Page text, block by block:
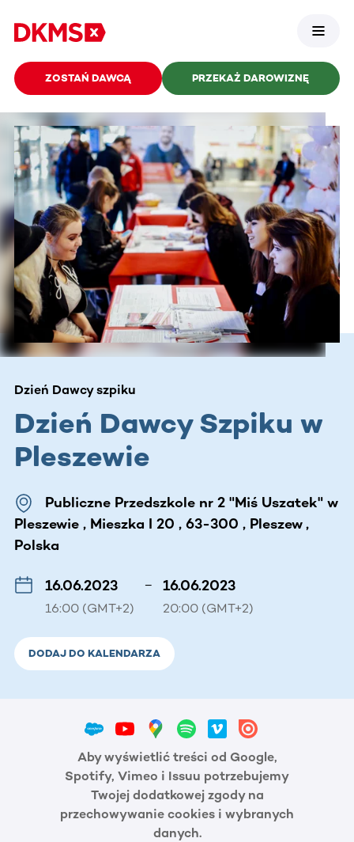
ZOSTAŃ DAWCĄ PRZEKAŻ DAROWIZNĘ
Dzień Dawcy szpiku
Dzień Dawcy Szpiku w
Pleszewie
Publiczne Przedszkole nr 2 "Miś Uszatek" w
Pleszewie , Mieszka I 20 , 63-300 , Pleszew ,
Polska
16.06.2023
16:00 (GMT+2)
– 16.06.2023
20:00 (GMT+2)
DODAJ DO KALENDARZA
Aby wyświetlić treści od Google,
Spotify, Vimeo i Issuu potrzebujemy
Twojej dodatkowej zgody na
przechowywanie cookies i wybranych
danych.